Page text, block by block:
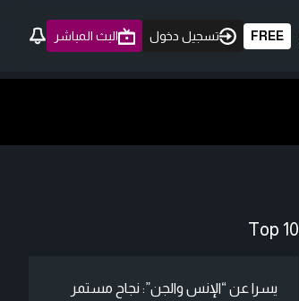
FREE تسجيل دخول البث المباشر
Top 10
يسرا عن “الإنس والجن”: نجاح مستمر